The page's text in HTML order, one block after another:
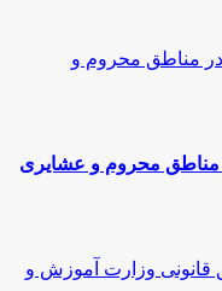
و 63 مدرسه در مناطق محروم و عشایری